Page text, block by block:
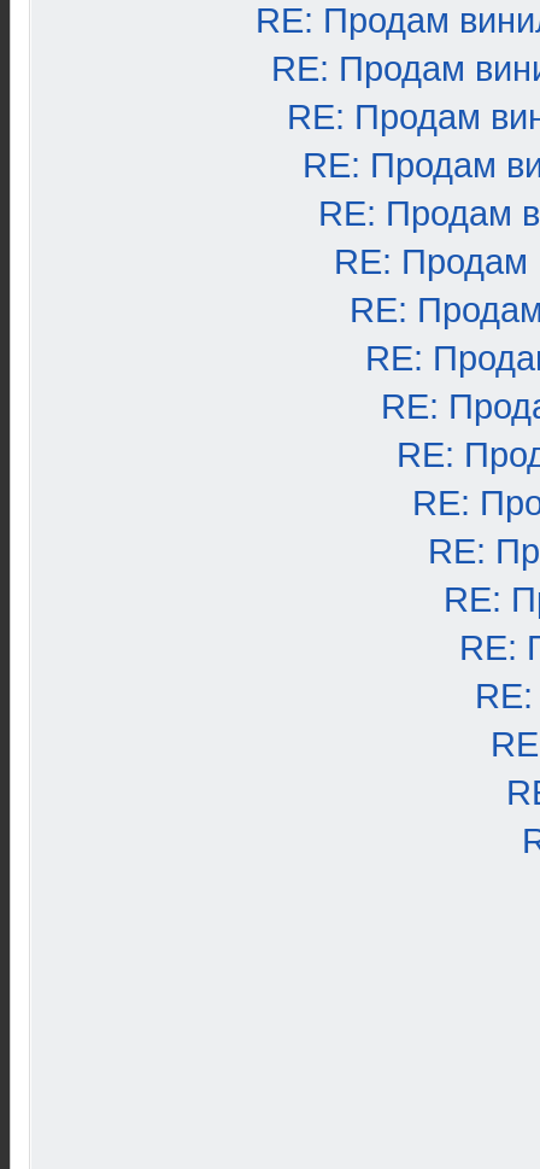
RE: Продам
RE: Продам
RE: Продам
RE: Продам
RE: Продам
RE: Продам
RE:
RE:
RE:
RE:
RE:
RE:
RE:
RE: